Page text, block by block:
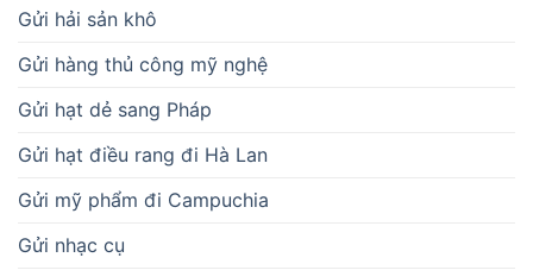
Gửi hải sản khô
Gửi hàng thủ công mỹ nghệ
Gửi hạt dẻ sang Pháp
Gửi hạt điều rang đi Hà Lan
Gửi mỹ phẩm đi Campuchia
Gửi nhạc cụ